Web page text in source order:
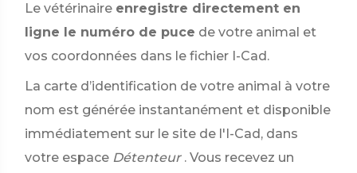
Le vétérinaire enregistre directement en
ligne le numéro de puce de votre animal et
vos coordonnées dans le fichier I-Cad.
La carte d’identification de votre animal à votre
nom est générée instantanément et disponible
immédiatement sur le site de l'I-Cad, dans
votre espace Détenteur . Vous recevez un